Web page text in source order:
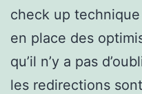
check up
en place des
qu’il n’y a pas
les redirections